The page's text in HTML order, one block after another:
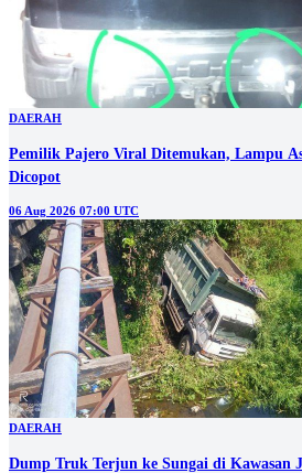
DAERAH
Pemilik Pajero Viral Ditemukan, Lampu
Dicopot
06 Aug 2026 07:00 UTC
DAERAH
Dump Truk Terjun ke Sungai di Kawasan